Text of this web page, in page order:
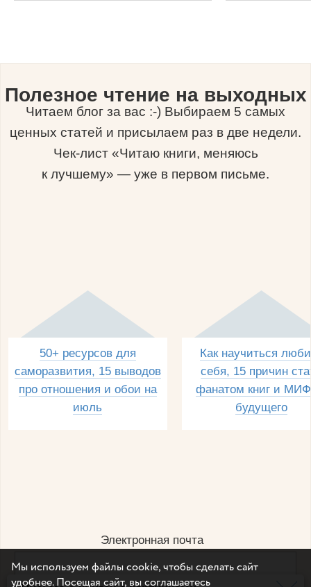
Полезное чтение на выходных
Читаем блог за вас :-) Выбираем 5 самых
ценных статей и присылаем раз в две недели.
Чек-лист «Читаю книги, меняюсь
к лучшему» — уже в первом письме.
50+ ресурсов для
саморазвития, 15 выводов
про отношения и обои на
июль
Как научиться
себя, 15 причин
фанатом книг и
будущего
Электронная почта
Мы используем файлы cookie, чтобы сделать сайт
удобнее. Посещая сайт, вы соглашаетесь